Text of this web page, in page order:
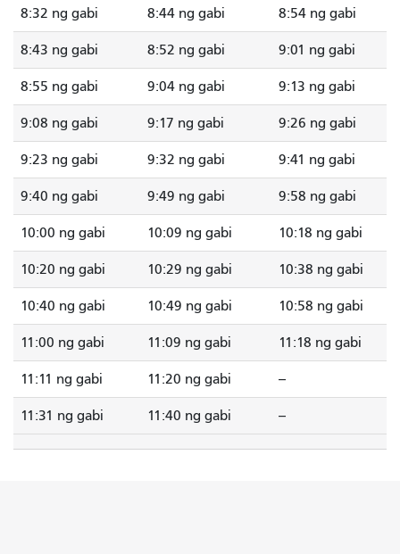
8:32 ng gabi 8:44 ng gabi 8:54 ng gabi
8:43 ng gabi 8:52 ng gabi 9:01 ng gabi
8:55 ng gabi 9:04 ng gabi 9:13 ng gabi
9:08 ng gabi 9:17 ng gabi 9:26 ng gabi
9:23 ng gabi 9:32 ng gabi 9:41 ng gabi
9:40 ng gabi 9:49 ng gabi 9:58 ng gabi
10:00 ng gabi 10:09 ng gabi 10:18 ng gabi
10:20 ng gabi 10:29 ng gabi 10:38 ng gabi
10:40 ng gabi 10:49 ng gabi 10:58 ng gabi
11:00 ng gabi 11:09 ng gabi 11:18 ng gabi
11:11 ng gabi 11:20 ng gabi --
11:31 ng gabi 11:40 ng gabi --